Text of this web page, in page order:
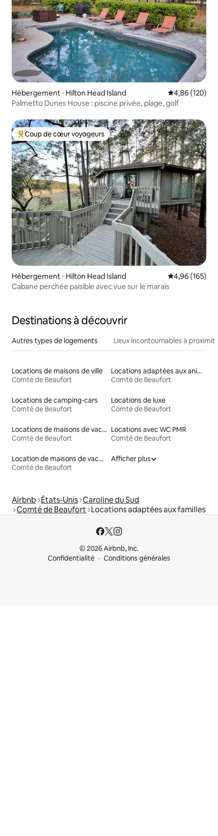
Hébergement ⋅ Hilton Head Island Évaluation
4,86 (120)
Palmetto Dunes House : piscine privée, plage, golf
Coups de cœur voyageurs les plus appréciés
Coup de cœur voyageurs
Hébergement ⋅ Hilton Head Island Évaluation
4,96 (165)
Cabane perchée paisible avec vue sur le marais
Destinations à découvrir
Autres types de logements Lieux incontournables à
Locations de maisons de ville
Comté de Beaufort
Locations adaptées aux animaux
Comté de Beaufort
Locations de camping-cars
Comté de Beaufort
Locations de luxe
Comté de Beaufort
Locations de maisons de vacances
Comté de Beaufort
Locations avec WC PMR
Comté de Beaufort
Location de maisons de vacances
Comté de Beaufort
Afficher plus
Airbnb États-Unis Caroline du Sud
Comté de Beaufort Locations adaptées aux familles
© 2026 Airbnb, Inc.
Confidentialité
Conditions générales